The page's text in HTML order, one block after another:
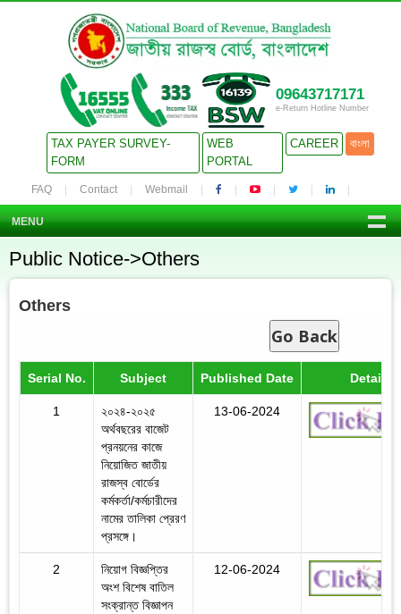
09643717171
e-Return Hotline Number
TAX PAYER SURVEY-
FORM
WEB
PORTAL
CAREER বাংলা
FAQ Contact Webmail
MENU
Public Notice->Others
Others
Go Back
Serial No. Subject Published Date Details
1
২০২৪-২০২৫
অর্থবছরের বাজেট
প্রনয়নের কাজে
নিয়োজিত জাতীয়
রাজস্ব বোর্ডের
কর্মকর্তা/কর্মচারীদের
নামের তালিকা প্রেরণ
প্রসঙ্গে।
13-06-2024
2
নিয়োগ বিজ্ঞপ্তির
অংশ বিশেষ বাতিল
সংক্রান্ত বিজ্ঞাপন
12-06-2024